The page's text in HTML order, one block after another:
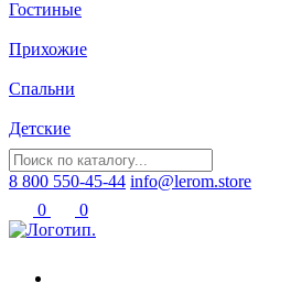
Гостиные
Прихожие
Спальни
Детские
8 800 550-45-44 info@lerom.store
0
0